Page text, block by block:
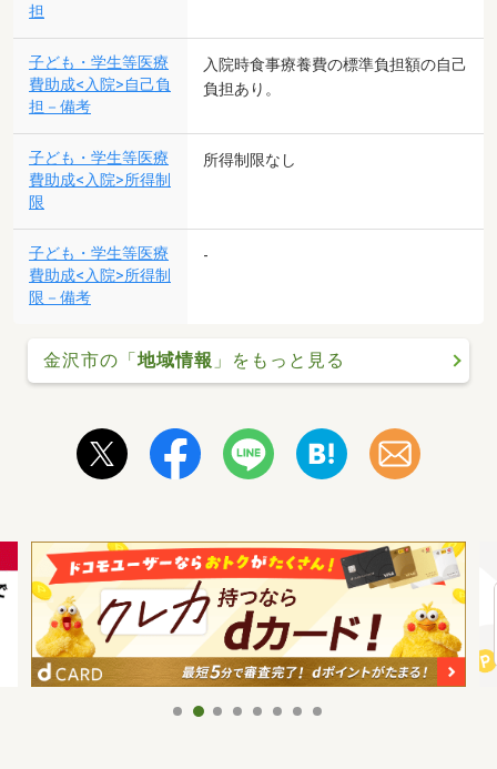
担
子ども・学生等医療
費助成<入院>自己負
担－備考
入院時食事療養費の標準負担額の自己
負担あり。
子ども・学生等医療
費助成<入院>所得制
限
所得制限なし
子ども・学生等医療
費助成<入院>所得制
限－備考
-
金沢市の「 地域情報 」をもっと見る